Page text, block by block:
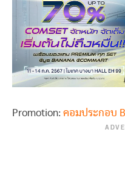
Promotion: คอมประกอบ